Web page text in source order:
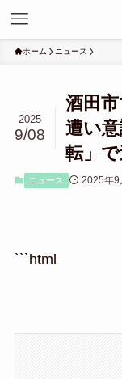
ホーム ニュース
酒田
遭い
転」
2025
9/08
ニュース 2025年9
```html